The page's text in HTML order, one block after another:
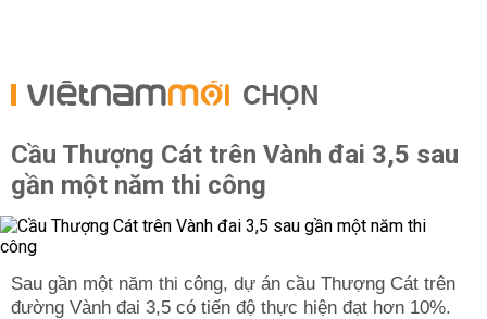
CHỌN
Cầu Thượng Cát trên Vành đai 3,5 sau
gần một năm thi công
Sau gần một năm thi công, dự án cầu Thượng Cát trên
đường Vành đai 3,5 có tiến độ thực hiện đạt hơn 10%.